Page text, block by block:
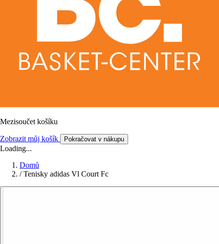
Mezisoučet košíku
Zobrazit můj košík Pokračovat v nákupu
Loading...
Domů
/ Tenisky adidas Vl Court Fc